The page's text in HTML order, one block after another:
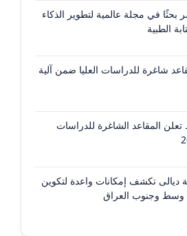
في مجلة عالمية لتطوير الذكاء
الطبية
شاغرة للدراسات العليا ضمن آلية
المقاعد الشاغرة للدراسات
ديالى تكشف إمكانات واعدة لتكوين
وسط وجنوب العراق